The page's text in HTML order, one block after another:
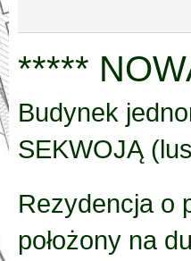
*****
Budynek
SEKWOJĄ
Rezydencja o
położony na